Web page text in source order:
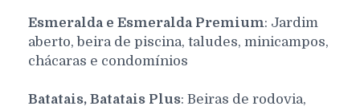
Esmeralda e Esmeralda Premium: Jardim
aberto, beira de piscina, taludes, minicampos,
chácaras e condomínios
Batatais, Batatais Plus: Beiras de rodovia,